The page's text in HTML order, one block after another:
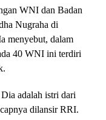
WNI dan Badan
Nugraha di
menyebut, dalam
40 WNI ini terdiri
adalah istri dari
dilansir RRI.